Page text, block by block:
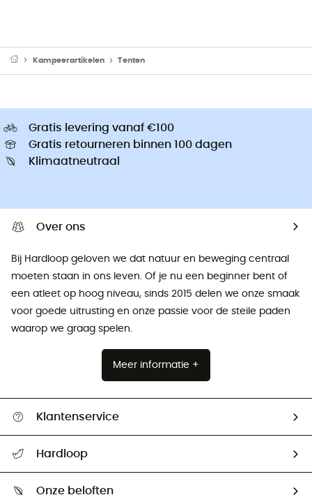
Kampeerartikelen Tenten
Gratis levering vanaf €100
Gratis retourneren binnen 100 dagen
Klimaatneutraal
Over ons
Bij Hardloop geloven we dat natuur en beweging centraal
moeten staan ​​in ons leven. Of je nu een beginner bent of
een atleet op hoog niveau, sinds 2015 delen we onze smaak
voor goede uitrusting en onze passie voor de steile paden
waarop we graag spelen.
Meer informatie +
Klantenservice
Retourzendingen & Terugbetalingen
Hardloop
Onze beloften